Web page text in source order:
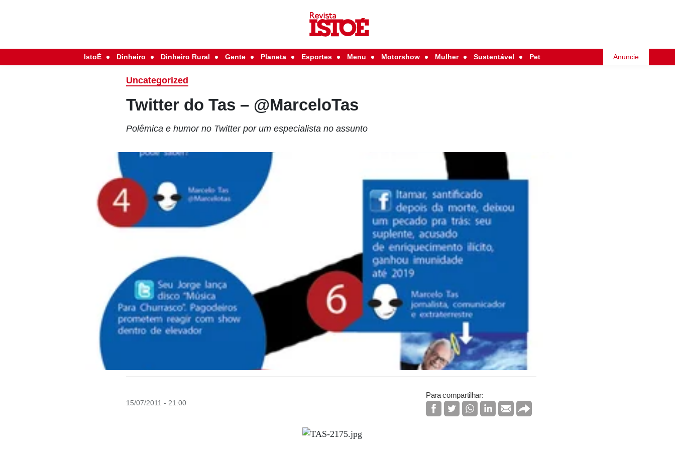
IstoÉ Dinheiro Dinheiro Rural Gente Planeta Esportes Menu Motorshow Mulher Sustentável Pet Anuncie
Uncategorized
Twitter do Tas – @MarceloTas
Polêmica e humor no Twitter por um especialista no assunto
15/07/2011 - 21:00
Para compartilhar: